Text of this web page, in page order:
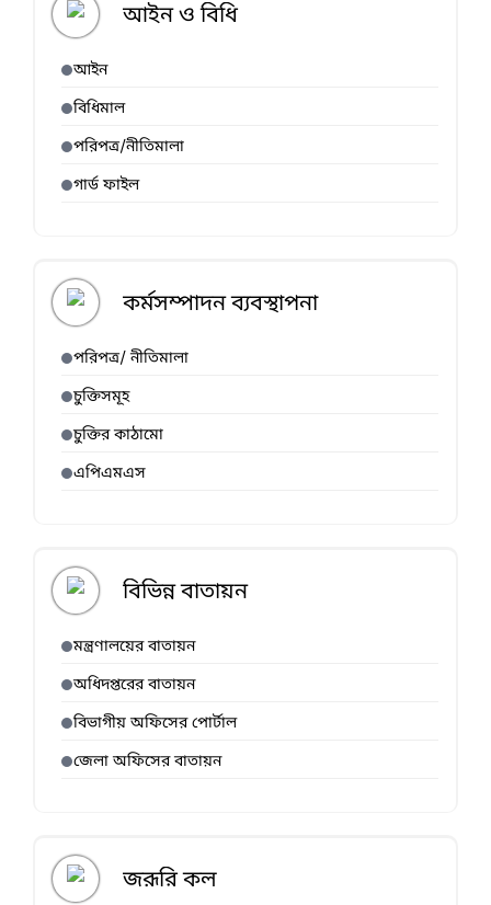
আইন ও বিধি
আইন
বিধিমাল
পরিপত্র/নীতিমালা
গার্ড ফাইল
কর্মসম্পাদন ব্যবস্থাপনা
পরিপত্র/ নীতিমালা
চুক্তিসমূহ
চুক্তির কাঠামো
এপিএমএস
বিভিন্ন বাতায়ন
মন্ত্রণালয়ের বাতায়ন
অধিদপ্তরের বাতায়ন
বিভাগীয় অফিসের পোর্টাল
জেলা অফিসের বাতায়ন
জরূরি কল